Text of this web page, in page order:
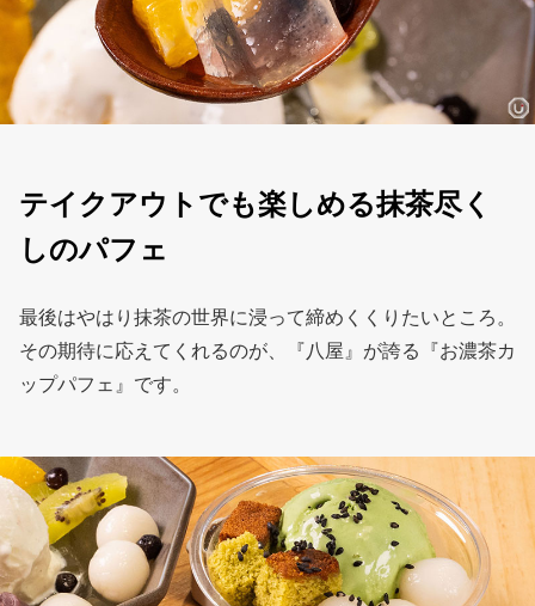
テイクアウトでも楽しめる抹茶尽く
しのパフェ
最後はやはり抹茶の世界に浸って締めくくりたいところ。
その期待に応えてくれるのが、『八屋』が誇る『お濃茶カ
ップパフェ』です。